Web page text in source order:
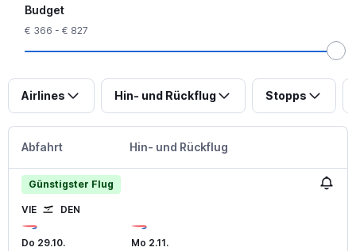
Budget
€ 366 - € 827
Airlines Hin- und Rückflug Stopps
Abfahrt Hin- und Rückflug
Günstigster Flug
VIE DEN
Do 29.10.
Mo 2.11.